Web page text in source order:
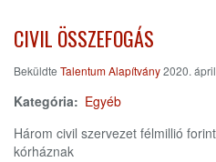
CIVIL ÖSSZEFOGÁS
Beküldte Talentum Alapítvány2020.
Kategória
Egyéb
Három civil szervezet félmillió
kórháznak